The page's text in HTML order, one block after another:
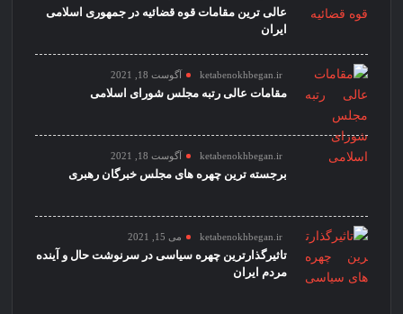
عالی ترین مقامات قوه قضائیه در جمهوری اسلامی
ایران
ketabenokhbegan.ir آگوست 18, 2021
مقامات عالی رتبه مجلس شورای اسلامی
ketabenokhbegan.ir آگوست 18, 2021
برجسته ترین چهره های مجلس خبرگان رهبری
ketabenokhbegan.ir می 15, 2021
تاثیرگذارترین چهره سیاسی در سرنوشت حال و آینده
مردم ایران